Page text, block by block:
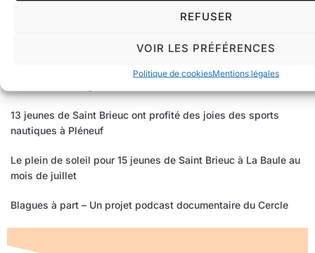
REFUSER
VOIR LES PRÉFÉRENCES
Politique de cookiesMentions légales
Retour sur notre séjour à Paris – Du 20 au 24 juillet
13 jeunes de Saint Brieuc ont profité des joies des sports
nautiques à Pléneuf
Le plein de soleil pour 15 jeunes de Saint Brieuc à La Baule au
mois de juillet
Blagues à part – Un projet podcast documentaire du Cercle